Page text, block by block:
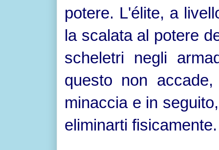
potere. L'élite, a
la scalata al potere
scheletri negli
questo non
minaccia e in
eliminarti fisicamente.